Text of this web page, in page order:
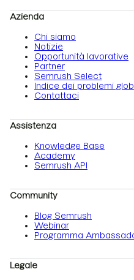
Azienda
Chi siamo
Notizie
Opportunità lavorative
Partner
Semrush Select
Indice dei problemi
Contattaci
Assistenza
Knowledge Base
Academy
Semrush API
Community
Blog Semrush
Webinar
Programma
Legale